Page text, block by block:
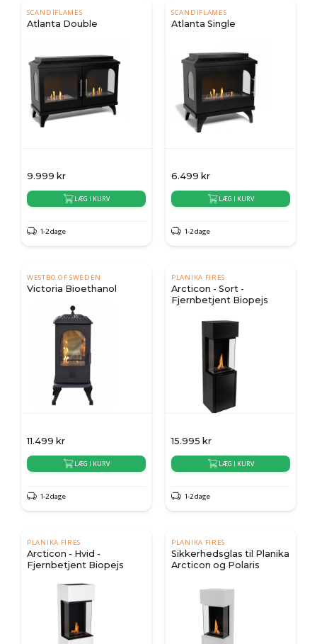
SCANDIFLAMES
Atlanta Double
9.999 kr
LÆG I KURV
1-2 dage
SCANDIFLAMES
Atlanta Single
6.499 kr
LÆG I KURV
1-2 dage
WESTBO OF SWEDEN
Victoria Bioethanol
11.499 kr
LÆG I KURV
1-2 dage
PLANIKA FIRES
Arcticon - Sort -
Fjernbetjent Biopejs
15.995 kr
LÆG I KURV
1-2 dage
PLANIKA FIRES
Arcticon - Hvid -
Fjernbetjent Biopejs
PLANIKA FIRES
Sikkerhedsglas til Planika
Arcticon og Polaris